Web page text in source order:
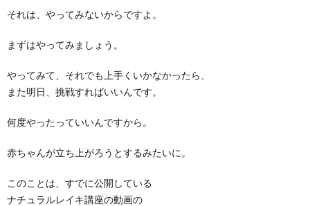
それは、やってみないからですよ。
まずはやってみましょう。
やってみて、それでも上手くいかなかったら、
また明日、挑戦すればいいんです。
何度やったっていいんですから。
赤ちゃんが立ち上がろうとするみたいに。
このことは、すでに公開している
ナチュラルレイキ講座の動画の